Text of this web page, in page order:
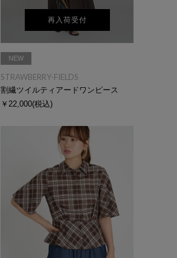
再入荷受付
NEW
STRAWBERRY-FIELDS
割繊ツイルティアードワンピース
￥22,000(税込)